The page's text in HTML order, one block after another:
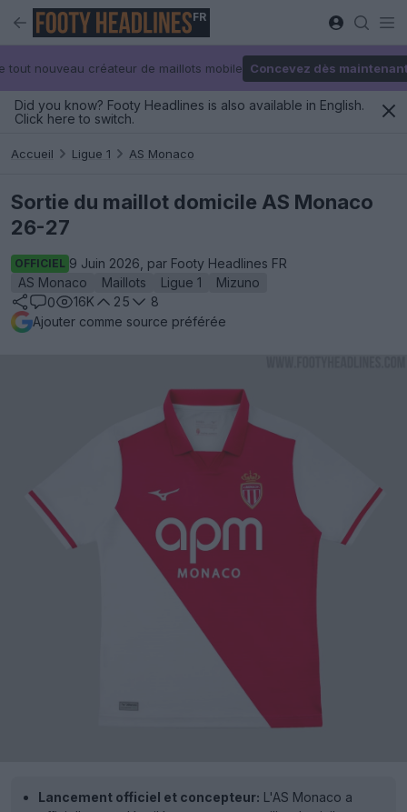
FR
tout nouveau créateur de maillots mobile Concevez dès
Did you know? Footy Headlines is also available in English.
Click here to switch.
Accueil Ligue 1 AS Monaco
Sortie du maillot domicile AS Monaco
26-27
OFFICIEL 9 Juin 2026, par Footy Headlines FR
AS Monaco
Maillots Ligue 1
Mizuno
0
16K 25
8
Ajouter comme source préférée
Lancement officiel et concepteur: L'AS Monaco a